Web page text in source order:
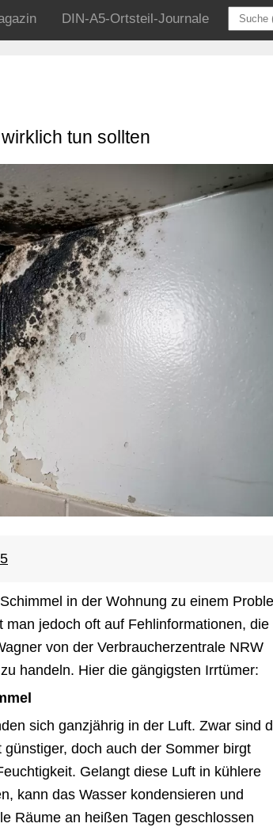
DIN-A5-Ortsteil-Journale
tun sollten
in der Wohnung zu einem
jedoch oft auf Fehlinformationen, die
von der Verbraucherzentrale NRW
handeln. Hier die gängigsten Irrtümer:
sich ganzjährig in der Luft. Zwar sind
doch auch der Sommer birgt
Gelangt diese Luft in kühlere
kann das Wasser kondensieren und
Räume an heißen Tagen geschlossen